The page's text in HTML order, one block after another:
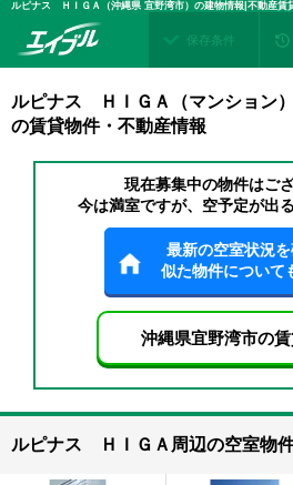
ルピナス ＨＩＧＡ（沖縄県 宜野湾市）の建物情報|不動産賃
保存条件
ルピナス ＨＩＧＡ（マンション
の賃貸物件・不動産情報
現在募集中の物件はご
今は満室ですが、空予定が出
最新の空室状況
似た物件について
沖縄県宜野湾市の
ルピナス ＨＩＧＡ周辺の空室物